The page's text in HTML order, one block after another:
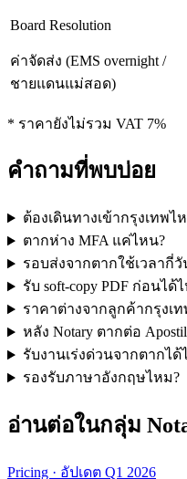
Board Resolution
ค่าจัดส่ง (EMS overnight /
ชายแดนแม่สอด)
* ราคายังไม่รวม VAT 7%
คำถามที่พบบ่อย
ต้องเดินทางเข้ากรุงเทพไ
ตากห่าง MFA แค่ไหน?
รอบส่งจากตากใช้เวลากี่วั
รับ soft-copy PDF ก่อนได้
ราคาต่างจากลูกค้ากรุงเ
หลัง Notary ตากต่อ
รับงานเร่งด่วนจากตากได้
รองรับภาษาอังกฤษไหม?
อ่านต่อในกลุ่ม
Pricing · อัปเดต Q1 2026